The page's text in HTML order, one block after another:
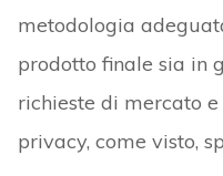
metodologia
prodotto finale sia in
richieste di mercato
privacy, come visto,